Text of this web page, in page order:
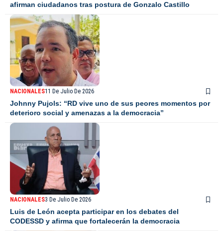
afirman ciudadanos tras postura de Gonzalo Castillo
NACIONALES11 De Julio De 2026
Johnny Pujols: “RD vive uno de sus peores momentos por
deterioro social y amenazas a la democracia”
NACIONALES3 De Julio De 2026
Luis de León acepta participar en los debates del
CODESSD y afirma que fortalecerán la democracia